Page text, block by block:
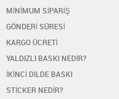
MİNİMUM SİPARİŞ
GÖNDERİ SÜRESİ
KARGO ÜCRETİ
YALDIZLI BASKI NEDİR?
İKİNCİ DİLDE BASKI
STİCKER NEDİR?